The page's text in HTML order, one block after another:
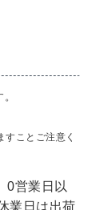
すことご注意く
0営業日以
業日は出荷